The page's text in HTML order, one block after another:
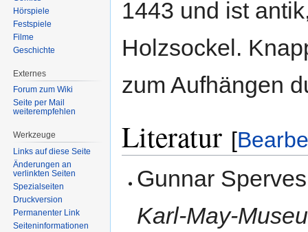
1443 und ist
Holzsockel.
zum Aufhängen
Literatur [
Gunnar
Karl-May-
Hörspiele
Festspiele
Filme
Geschichte
Externes
Forum zum Wiki
Seite per Mail
weiterempfehlen
Werkzeuge
Links auf diese Seite
Änderungen an
verlinkten Seiten
Spezialseiten
Druckversion
Permanenter Link
Seiten­informationen